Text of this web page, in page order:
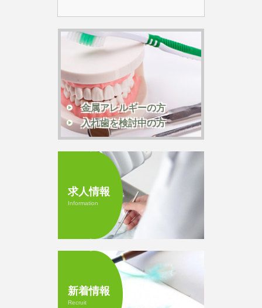
金属アレルギーの方
入れ歯を検討中の方
求人情報
Information
新着情報
Recruit